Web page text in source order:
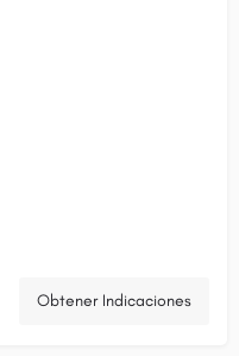
Obtener Indicaciones